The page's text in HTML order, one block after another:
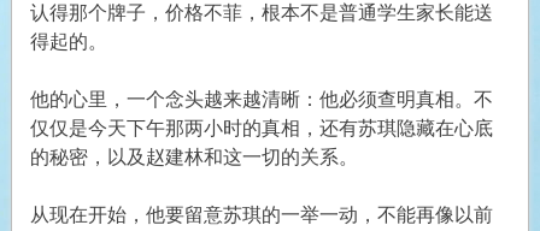
认得那个牌子，价格不菲，根本不是普通学生家长能送
得起的。
他的心里，一个念头越来越清晰：他必须查明真相。不
仅仅是今天下午那两小时的真相，还有苏琪隐藏在心底
的秘密，以及赵建林和这一切的关系。
从现在开始，他要留意苏琪的一举一动，不能再像以前